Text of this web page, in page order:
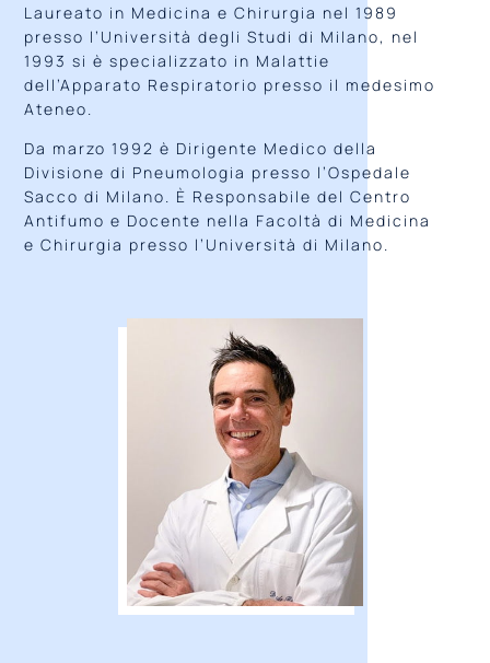
Laureato in Medicina e Chirurgia nel 1989
presso l’Università degli Studi di Milano, nel
1993 si è specializzato in Malattie
dell’Apparato Respiratorio presso il medesimo
Ateneo.
Da marzo 1992 è Dirigente Medico della
Divisione di Pneumologia presso l’Ospedale
Sacco di Milano. È Responsabile del Centro
Antifumo e Docente nella Facoltà di Medicina
e Chirurgia presso l’Università di Milano.